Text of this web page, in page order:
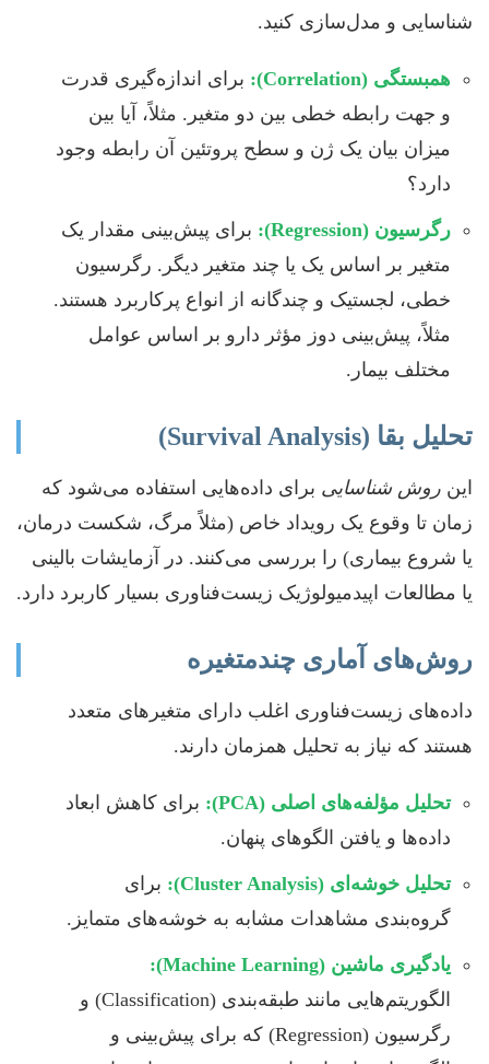
شناسایی و مدل‌سازی کنید.
همبستگی (Correlation):
برای اندازه‌گیری قدرت
و جهت رابطه خطی بین دو متغیر. مثلاً، آیا بین
میزان بیان یک ژن و سطح پروتئین آن رابطه وجود
دارد؟
رگرسیون (Regression):
برای پیش‌بینی مقدار یک
متغیر بر اساس یک یا چند متغیر دیگر. رگرسیون
خطی، لجستیک و چندگانه از انواع پرکاربرد هستند.
مثلاً، پیش‌بینی دوز مؤثر دارو بر اساس عوامل
مختلف بیمار.
تحلیل بقا (Survival Analysis)
این روش شناسایی برای داده‌هایی استفاده می‌شود که
زمان تا وقوع یک رویداد خاص (مثلاً مرگ، شکست درمان،
یا شروع بیماری) را بررسی می‌کنند. در آزمایشات بالینی
یا مطالعات اپیدمیولوژیک زیست‌فناوری بسیار کاربرد دارد.
روش‌های آماری چندمتغیره
داده‌های زیست‌فناوری اغلب دارای متغیرهای متعدد
هستند که نیاز به تحلیل همزمان دارند.
تحلیل مؤلفه‌های اصلی (PCA):
برای کاهش ابعاد
داده‌ها و یافتن الگوهای پنهان.
تحلیل خوشه‌ای (Cluster Analysis):
برای
گروه‌بندی مشاهدات مشابه به خوشه‌های متمایز.
یادگیری ماشین (Machine Learning):
الگوریتم‌هایی مانند طبقه‌بندی (Classification) و
رگرسیون (Regression) که برای پیش‌بینی و